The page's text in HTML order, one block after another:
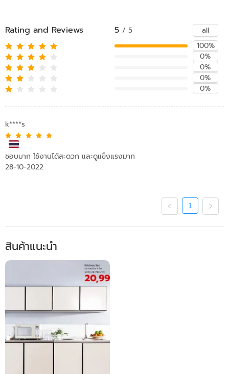
Rating and Reviews 5 / 5
all
100%
0%
0%
0%
0%
k****s
ชอบมาก ใช้งานได้สะดวก และดูแข็งแรงมาก
28-10-2022
1
สินค้าแนะนำ